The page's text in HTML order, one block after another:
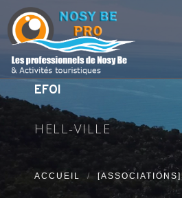
EFOI
HELL-VILLE
ACCUEIL [ASSOCIATIONS]